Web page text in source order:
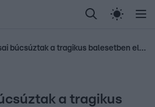
Randi Celeb vagyok,
Most Wanted Gallusz
Csapattársai búcsúztak a tragikus balesetben elhunyt kézilabdázótól
a tragikus